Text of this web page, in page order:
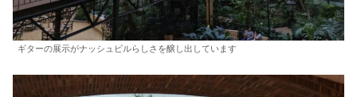
ギターの展示がナッシュビルらしさを醸し出しています